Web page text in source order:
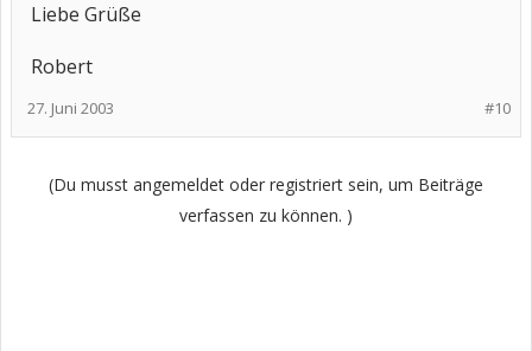
Liebe Grüße
Robert
#10
27. Juni 2003
(Du musst angemeldet oder registriert sein, um Beiträge
verfassen zu können. )